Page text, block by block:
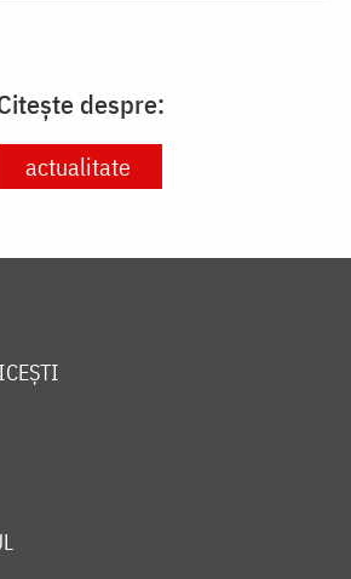
despre:
actualitate